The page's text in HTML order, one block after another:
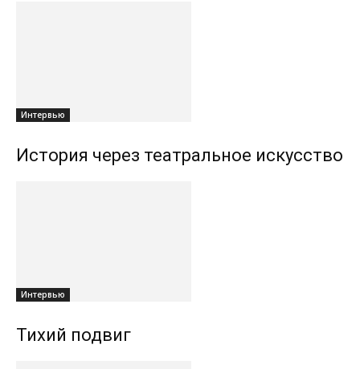
Интервью
История через театральное искусство
Интервью
Тихий подвиг